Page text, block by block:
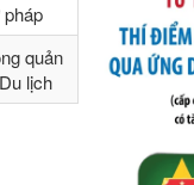
quản
lịch
Số
Tên:
của
số
hướng
Ngày